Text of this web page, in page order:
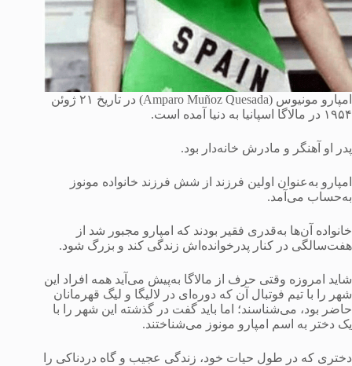
امپارو مونیوس (Amparo Muñoz Quesada) در تاریخ ۲۱ ژوئن
۱۹۵۴ در مالاگا اسپانیا به دنیا آمده است.
پدر او آهنگر و مادرش خانه‌دار بود.
امپارو به‌عنوان اولین فرزند از شش فرزند خانواده مونوز
به‌حساب می‌آمد.
خانواده آن‌ها به‌قدری فقیر بودند که امپارو مجبور شد از
هفت‌سالگی در کنار پدرخوانده‌اش زندگی کند و بزرگ شود.
شاید امروزه وقتی حرف از مالاگا به‌پیش می‌آید همه افراد این
شهر را با تیم فوتبال آن که دوره‌ای در لالیگا و لیگ قهرمانان
حاضر بود، می‌شناسند؛ اما باید گفت در گذشته این شهر را با
یک دختر به اسم امپارو مونوز می‌شناختند.
دختری که در طول حیات خود، زندگی عجیب و گاه دردناکی را